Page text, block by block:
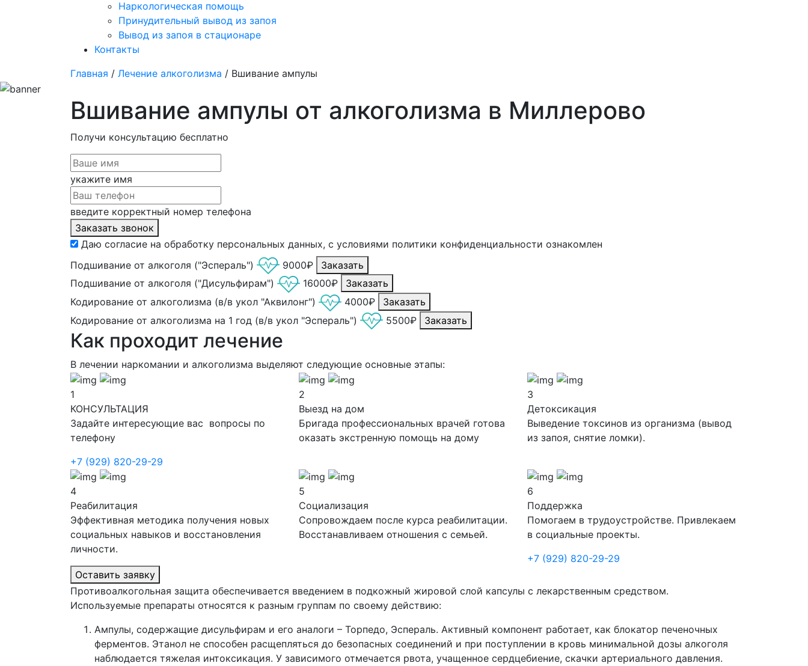
Наркологическая помощь
Принудительный вывод из запоя
Вывод из запоя в стационаре
Контакты
Главная / Лечение алкоголизма / Вшивание ампулы
Вшивание ампулы от алкоголизма в Миллерово
Получи консультацию бесплатно
укажите имя
введите корректный номер телефона
Заказать звонок
Даю согласие на обработку персональных данных, с условиями политики конфиденциальности ознакомлен
Подшивание от алкоголя ("Эспераль")
9000₽
Заказать
Подшивание от алкоголя ("Дисульфирам")
16000₽
Заказать
Кодирование от алкоголизма (в/в укол "Аквилонг")
4000₽
Заказать
Кодирование от алкоголизма на 1 год (в/в укол "Эспераль")
5500₽ Заказать
Как проходит лечение
В лечении наркомании и алкоголизма выделяют следующие основные этапы:
1
КОНСУЛЬТАЦИЯ
Задайте интересующие вас вопросы по
телефону
+7 (929) 820-29-29
2
Выезд на дом
Бригада профессиональных врачей готова
оказать экстренную помощь на дому
3
Детоксикация
Выведение токсинов из организма (вывод
из запоя, снятие ломки).
4
Реабилитация
Эффективная методика получения новых
социальных навыков и восстановления
личности.
5
Социализация
Сопровождаем после курса реабилитации.
Восстанавливаем отношения с семьей.
6
Поддержка
Помогаем в трудоустройстве. Привлекаем
в социальные проекты.
+7 (929) 820-29-29
Оставить заявку
Противоалкогольная защита обеспечивается введением в подкожный жировой слой капсулы с лекарственным средством.
Используемые препараты относятся к разным группам по своему действию:
Ампулы, содержащие дисульфирам и его аналоги – Торпедо, Эспераль. Активный компонент работает, как блокатор печеночных
ферментов. Этанол не способен расщепляться до безопасных соединений и при поступлении в кровь минимальной дозы алкоголя
наблюдается тяжелая интоксикация. У зависимого отмечается рвота, учащенное сердцебиение, скачки артериального давления.